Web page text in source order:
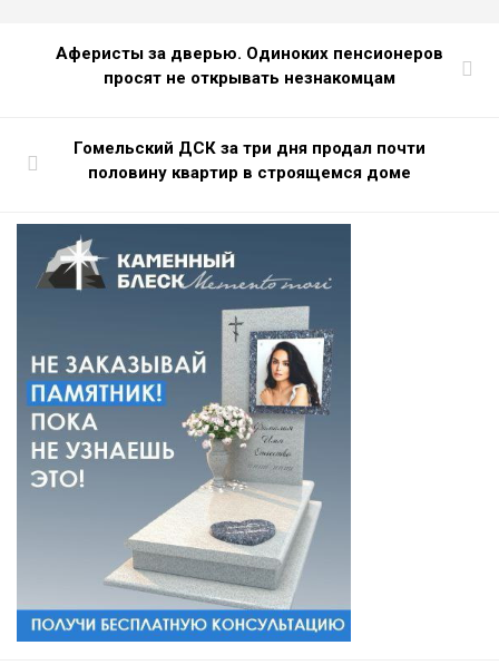
Аферисты за дверью. Одиноких пенсионеров
просят не открывать незнакомцам
Гомельский ДСК за три дня продал почти
половину квартир в строящемся доме